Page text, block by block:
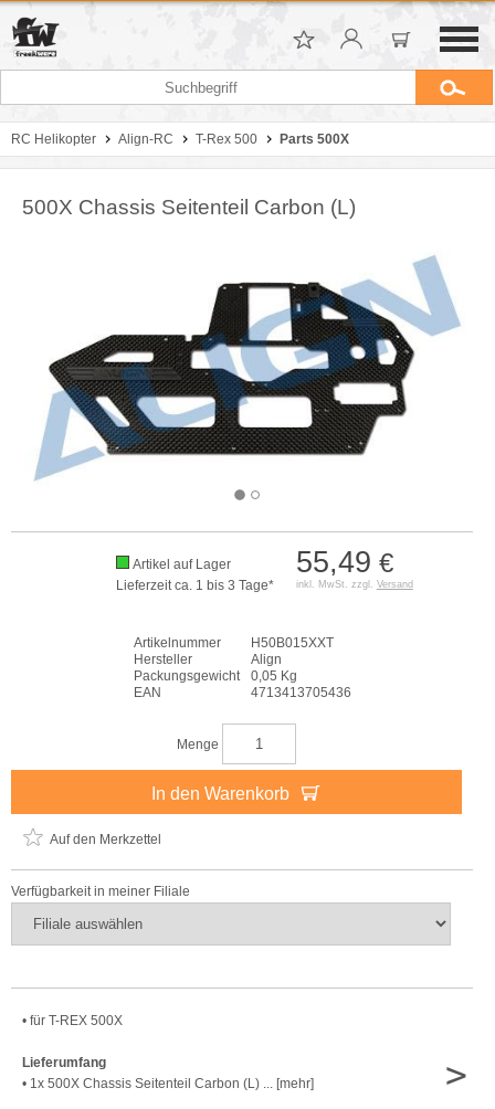
RC Helikopter Align-RC T-Rex 500 Parts 500X
500X Chassis Seitenteil Carbon (L)
55,49 €
inkl. MwSt. zzgl. Versand
Artikel auf Lager
Lieferzeit ca. 1 bis 3 Tage*
Artikelnummer
H50B015XXT
Hersteller
Align
Packungsgewicht
0,05 Kg
EAN
4713413705436
Menge
In den Warenkorb
Auf den Merkzettel
Verfügbarkeit in meiner Filiale
• für T-REX 500X
Lieferumfang
• 1x 500X Chassis Seitenteil Carbon (L) ... [mehr]
>